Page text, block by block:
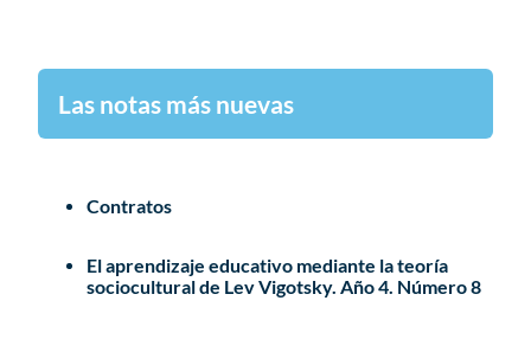
Las notas más nuevas
Contratos
El aprendizaje educativo mediante la teoría
sociocultural de Lev Vigotsky. Año 4. Número 8